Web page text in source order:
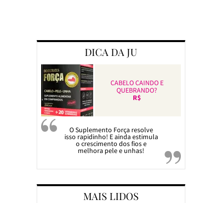
DICA DA JU
CABELO CAINDO E
QUEBRANDO?
R$
O Suplemento Força resolve
isso rapidinho! E ainda estimula
o crescimento dos fios e
melhora pele e unhas!
MAIS LIDOS